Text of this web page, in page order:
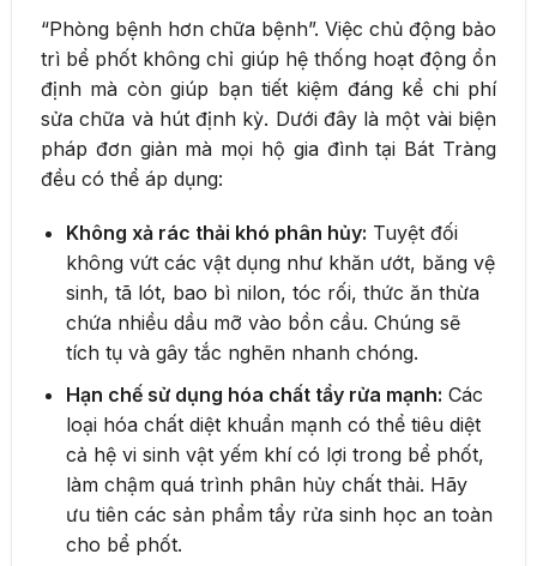
“Phòng bệnh hơn chữa bệnh”. Việc chủ động bảo
trì bể phốt không chỉ giúp hệ thống hoạt động ổn
định mà còn giúp bạn tiết kiệm đáng kể chi phí
sửa chữa và hút định kỳ. Dưới đây là một vài biện
pháp đơn giản mà mọi hộ gia đình tại Bát Tràng
đều có thể áp dụng:
Không xả rác thải khó phân hủy: Tuyệt đối
không vứt các vật dụng như khăn ướt, băng vệ
sinh, tã lót, bao bì nilon, tóc rối, thức ăn thừa
chứa nhiều dầu mỡ vào bồn cầu. Chúng sẽ
tích tụ và gây tắc nghẽn nhanh chóng.
Hạn chế sử dụng hóa chất tẩy rửa mạnh: Các
loại hóa chất diệt khuẩn mạnh có thể tiêu diệt
cả hệ vi sinh vật yếm khí có lợi trong bể phốt,
làm chậm quá trình phân hủy chất thải. Hãy
ưu tiên các sản phẩm tẩy rửa sinh học an toàn
cho bể phốt.